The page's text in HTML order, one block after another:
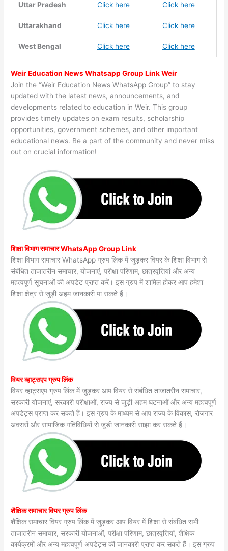
Uttar Pradesh Click here Click here
Uttarakhand Click here Click here
West Bengal Click here Click here
Weir Education News Whatsapp Group Link Weir
Join the “Weir Education News WhatsApp Group” to stay
updated with the latest news, announcements, and
developments related to education in Weir. This group
provides timely updates on exam results, scholarship
opportunities, government schemes, and other important
educational news. Be a part of the community and never miss
out on crucial information!
शिक्षा विभाग समाचार WhatsApp Group Link
शिक्षा विभाग समाचार WhatsApp ग्रुप लिंक में जुड़कर वियर के शिक्षा विभाग से
संबंधित ताजातरीन समाचार, योजनाएं, परीक्षा परिणाम, छात्रवृत्तियां और अन्य
महत्वपूर्ण सूचनाओं की अपडेट प्राप्त करें। इस ग्रुप में शामिल होकर आप हमेशा
शिक्षा क्षेत्र से जुड़ी अहम जानकारी पा सकते हैं।
वियर व्हाट्सएप ग्रुप लिंक
वियर व्हाट्सएप ग्रुप लिंक में जुड़कर आप वियर से संबंधित ताजातरीन समाचार,
सरकारी योजनाएं, सरकारी परीक्षाओं, राज्य से जुड़ी अहम घटनाओं और अन्य महत्वपूर्ण
अपडेट्स प्राप्त कर सकते हैं। इस ग्रुप के माध्यम से आप राज्य के विकास, रोजगार
अवसरों और सामाजिक गतिविधियों से जुड़ी जानकारी साझा कर सकते हैं।
शैक्षिक समाचार वियर ग्रुप लिंक
शैक्षिक समाचार वियर ग्रुप लिंक में जुड़कर आप वियर में शिक्षा से संबंधित सभी
ताजातरीन समाचार, सरकारी योजनाओं, परीक्षा परिणाम, छात्रवृत्तियां, शैक्षिक
कार्यक्रमों और अन्य महत्वपूर्ण अपडेट्स की जानकारी प्राप्त कर सकते हैं। इस ग्रुप